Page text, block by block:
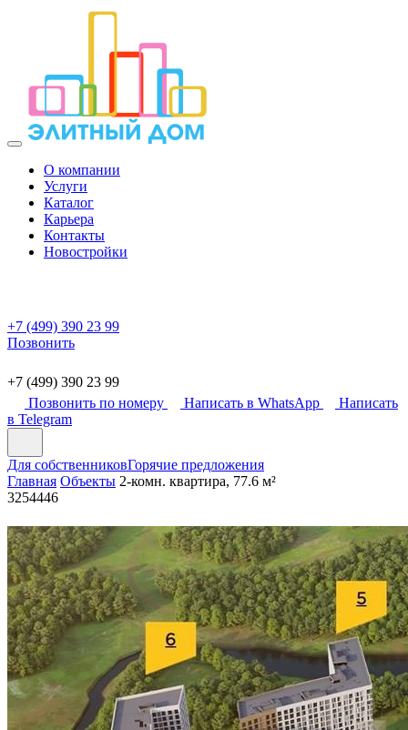
О компании
Услуги
Каталог
Карьера
Контакты
Новостройки
+7 (499) 390 23 99
Позвонить
+7 (499) 390 23 99
Позвонить по номеру
Написать в WhatsApp
Написать
в Telegram
Для собственниковГорячие предложения
Главная Объекты 2-комн. квартира, 77.6 м²
3254446